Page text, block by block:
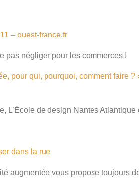
– ouest-france.fr
pas négliger pour les commerces !
pour qui, pourquoi, comment faire ?
L’École de design Nantes Atlantique
dans la rue
augmentée vous propose toujours